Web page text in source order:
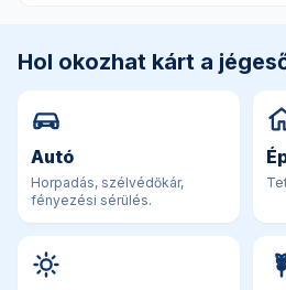
Hol okozhat kárt a
Autó
Horpadás, szélvédőkár,
fényezési sérülés.